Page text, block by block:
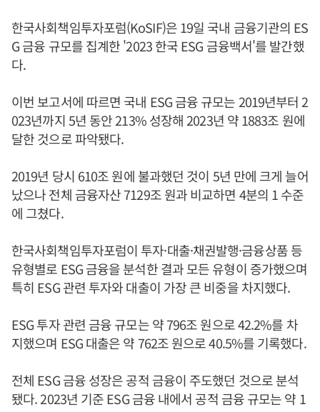
한국사회책임투자포럼(KoSIF)은 19일 국내 금융기관의 ES
G 금융 규모를 집계한 '2023 한국 ESG 금융백서'를 발간했
다.
이번 보고서에 따르면 국내 ESG 금융 규모는 2019년부터 2
023년까지 5년 동안 213% 성장해 2023년 약 1883조 원에
달한 것으로 파악됐다.
2019년 당시 610조 원에 불과했던 것이 5년 만에 크게 늘어
났으나 전체 금융자산 7129조 원과 비교하면 4분의 1 수준
에 그쳤다.
한국사회책임투자포럼이 투자·대출·채권발행·금융상품 등
유형별로 ESG 금융을 분석한 결과 모든 유형이 증가했으며
특히 ESG 관련 투자와 대출이 가장 큰 비중을 차지했다.
ESG 투자 관련 금융 규모는 약 796조 원으로 42.2%를 차
지했으며 ESG 대출은 약 762조 원으로 40.5%를 기록했다.
전체 ESG 금융 성장은 공적 금융이 주도했던 것으로 분석
됐다. 2023년 기준 ESG 금융 내에서 공적 금융 규모는 약 1